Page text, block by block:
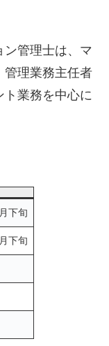
ン管理士は、マ
管理業務主任者
ト業務を中心に
下旬
下旬